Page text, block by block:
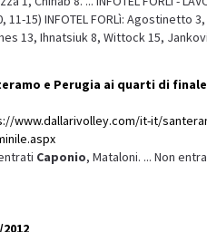
11-15) INFOTEL FORLì: Agostinetto
13, Ihnatsiuk 8, Wittock 15,
e Perugia ai quarti di
www.dallarivolley.com/it-it/
Caponio, Mataloni. ... Non
2012